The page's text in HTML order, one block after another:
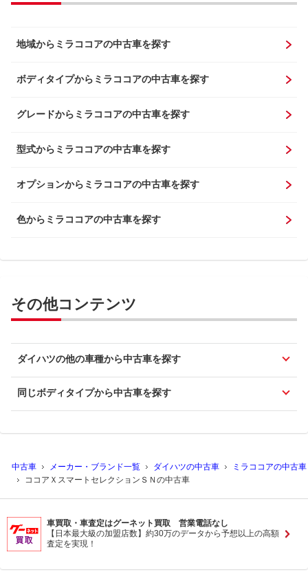
地域からミラココアの中古車を探す
ボディタイプからミラココアの中古車を探す
グレードからミラココアの中古車を探す
型式からミラココアの中古車を探す
オプションからミラココアの中古車を探す
色からミラココアの中古車を探す
その他コンテンツ
ダイハツの他の車種から中古車を探す
同じボディタイプから中古車を探す
中古車 メーカー・ブランド一覧 ダイハツの中古車
ミラココアの中古車
ココアＸスマートセレクションＳＮの中古車
車買取・車査定はグーネット買取 営業電話なし
【日本最大級の加盟店数】約30万のデータから予想以上の高額
査定を実現！